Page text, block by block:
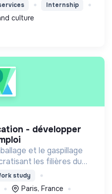
streaming.
Internship
culture
et le gaspillage
les filières du
les
leur activité.
study
Paris, France